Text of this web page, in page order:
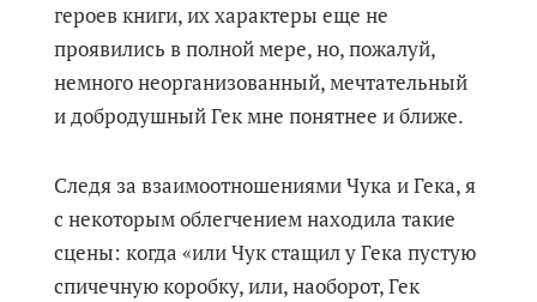
героев книги, их характеры еще не
проявились в полной мере, но, пожалуй,
немного неорганизованный, мечтательный
и добродушный Гек мне понятнее и ближе.
Следя за взаимоотношениями Чука и Гека, я
с некоторым облегчением находила такие
сцены: когда «или Чук стащил у Гека пустую
спичечную коробку, или, наоборот, Гек